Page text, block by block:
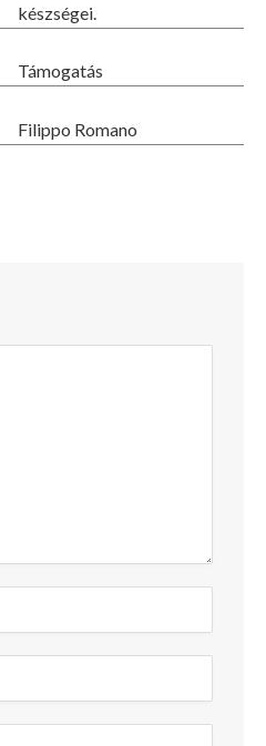
készségei.
Támogatás
Filippo Romano